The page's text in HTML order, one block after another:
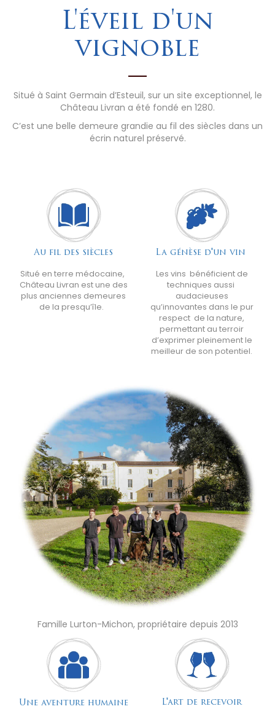
L'éveil d'un
vignoble
Situé à Saint Germain d’Esteuil, sur un site exceptionnel, le
Château Livran a été fondé en 1280.
C’est une belle demeure grandie au fil des siècles dans un
écrin naturel préservé.
Au fil des siècles
Situé en terre médocaine,
Château Livran est une des
plus anciennes demeures
de la presqu’île.
La génèse d'un vin
Les vins bénéficient de
techniques aussi
audacieuses
qu’innovantes dans le pur
respect de la nature,
permettant au terroir
d’exprimer pleinement le
meilleur de son potentiel.
Famille Lurton-Michon, propriétaire depuis 2013
Une aventure humaine L'art de recevoir